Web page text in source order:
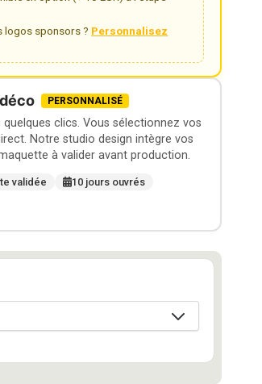
logos sponsors ? Personnalisez
PERSONNALISÉ
clics. Vous sélectionnez vos
Notre studio design intègre vos
à valider avant production.
validée
10 jours ouvrés